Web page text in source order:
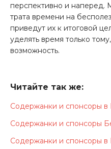
перспективно и наперед.
трата времени на
приведут их к итоговой
уделять время только
возможность.
его на пустые занятия.
так как это рискованно и
взаимодействие с
проще и перспективнее.
Читайте так же:
Содержанки и спонсоры в
Содержанки и спонсоры
Содержанки и спонсоры в